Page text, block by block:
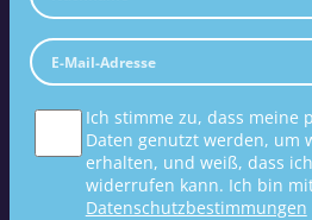
Ich stimme zu, dass meine
Daten genutzt werden, um
erhalten, und weiß, dass
widerrufen kann. Ich bin
Datenschutzbestimmungen